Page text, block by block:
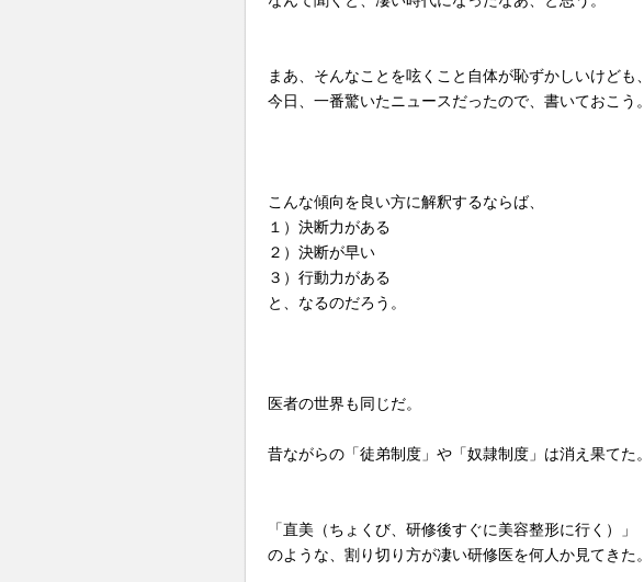
まあ、そんなことを呟くこと自体が恥ずかしいけども、
今日、一番驚いたニュースだったので、書いておこう。
こんな傾向を良い方に解釈するならば、
１）決断力がある
２）決断が早い
３）行動力がある
と、なるのだろう。
医者の世界も同じだ。
昔ながらの「徒弟制度」や「奴隷制度」は消え果てた。
「直美（ちょくび、研修後すぐに美容整形に行く）」
のような、割り切り方が凄い研修医を何人か見てきた。